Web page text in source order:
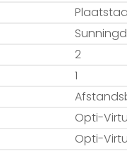
2
1
Opti-
Opti-